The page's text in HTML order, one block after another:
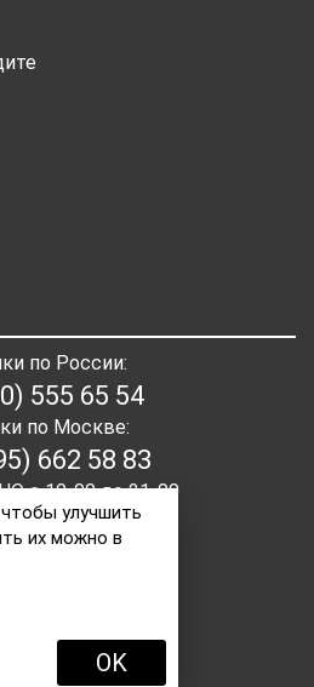
по России:
555 65 54
по Москве:
662 58 83
с 10-00 до 21-00
улучшить
их можно в
OK